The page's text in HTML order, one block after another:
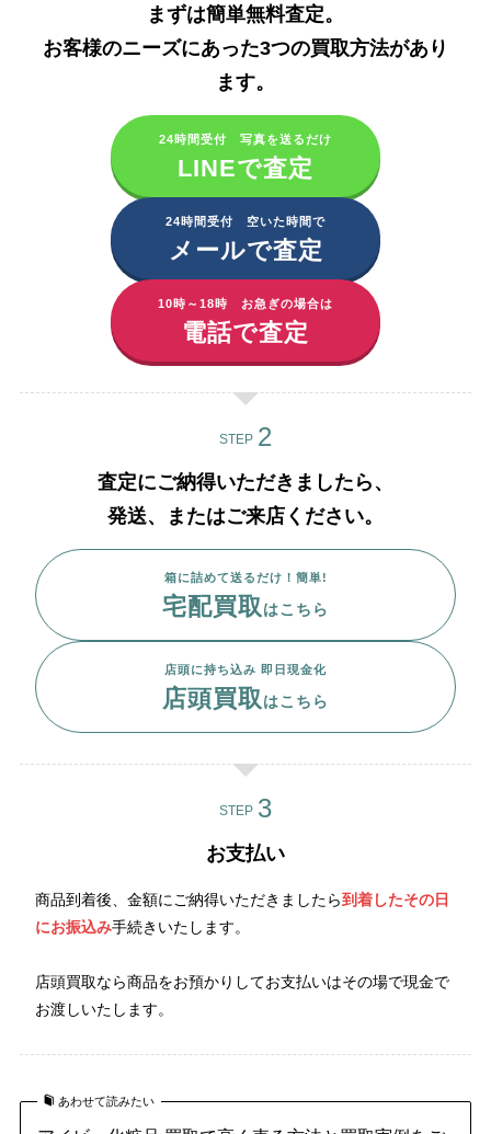
まずは簡単無料査定。
お客様のニーズにあった3つの買取方法があり
ます。​
24時間受付 写真を送るだけ
LINEで査定
24時間受付 空いた時間で
メールで査定
10時～18時 お急ぎの場合は
電話で査定
STEP
査定にご納得いただきましたら、
発送、またはご来店ください。
箱に詰めて送るだけ！簡単!
宅配買取はこちら
店頭に持ち込み 即日現金化
店頭買取はこちら
STEP
お支払い
商品到着後、金額にご納得いただきましたら到着したその日
にお振込み手続きいたします。
店頭買取なら商品をお預かりしてお支払いはその場で現金で
お渡しいたします。
あわせて読みたい